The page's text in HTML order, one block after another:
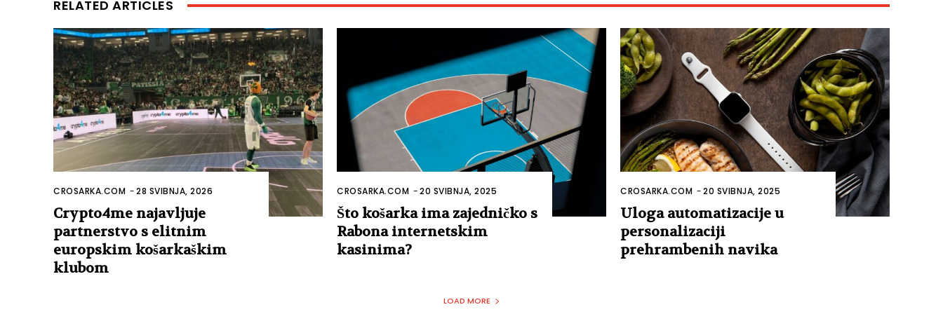
RELATED ARTICLES
CROSARKA.COM -28 SVIBNJA, 2026
Crypto4me najavljuje
partnerstvo s elitnim
europskim košarkaškim
klubom
CROSARKA.COM -20 SVIBNJA, 2025
Što košarka ima zajedničko s
Rabona internetskim
kasinima?
CROSARKA.COM -20 SVIBNJA, 2025
Uloga automatizacije u
personalizaciji
prehrambenih navika
LOAD MORE